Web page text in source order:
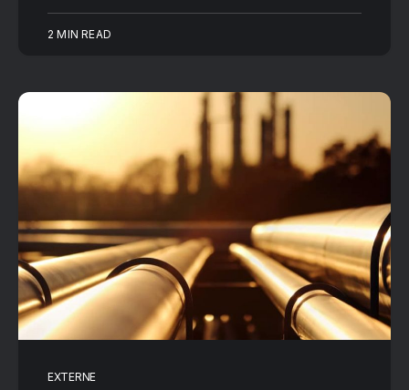
2 MIN READ
EXTERNE